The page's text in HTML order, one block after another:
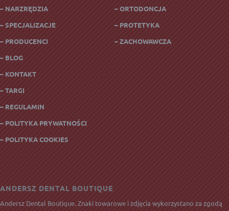
– NARZRĘDZIA
– SPECJALIZACJE
– PRODUCENCI
– BLOG
– KONTAKT
– TARGI
– REGULAMIN
– POLITYKA PRYWATNOŚCI
– POLITYKA COOKIES
– ORTODONCJA
– PROTETYKA
– ZACHOWAWCZA
ANDERSZ DENTAL BOUTIQUE
Andersz Dental Boutique. Znaki towarowe i zdjęcia wykorzystano za zgodą